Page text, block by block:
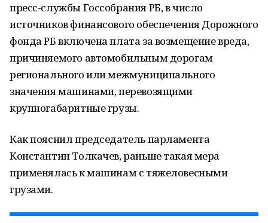
пресс-службы Госсобрания РБ, в число
источников финансового обеспечения Дорожного
фонда РБ включена плата за возмещение вреда,
причиняемого автомобильным дорогам
регионального или межмуниципального
значения машинами, перевозящими
крупногабаритные грузы.
Как пояснил председатель парламента
Константин Толкачев, раньше такая мера
применялась к машинам с тяжеловесными
грузами.